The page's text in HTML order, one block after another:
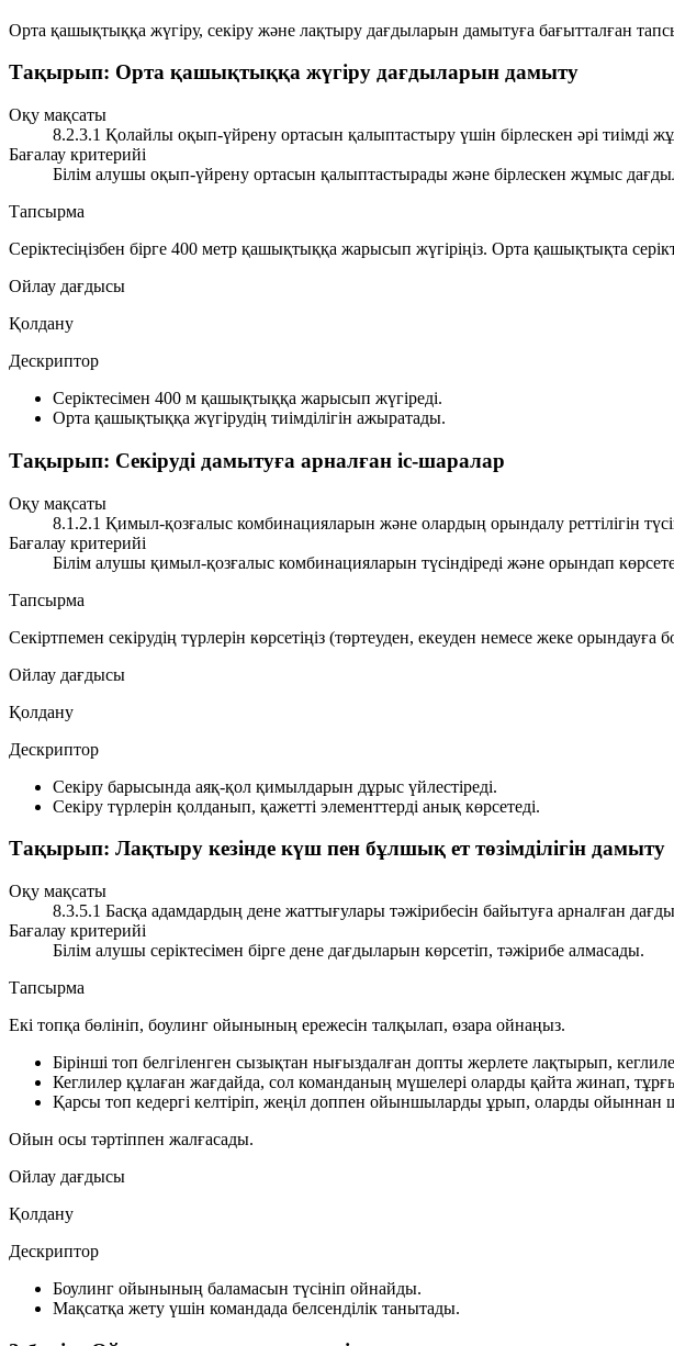
Орта қашықтыққа жүгіру, секіру және лақтыру дағдыларын дамытуға бағытталған
Тақырып: Орта қашықтыққа жүгіру дағдыларын дамыту
Оқу мақсаты
8.2.3.1 Қолайлы оқып-үйрену ортасын қалыптастыру үшін бірлескен әрі тиімді
Бағалау критерийі
Білім алушы оқып-үйрену ортасын қалыптастырады және бірлескен жұмыс
Тапсырма
Серіктесіңізбен бірге 400 метр қашықтыққа жарысып жүгіріңіз. Орта қашықтықта
Ойлау дағдысы
Қолдану
Дескриптор
Серіктесімен 400 м қашықтыққа жарысып жүгіреді.
Орта қашықтыққа жүгірудің тиімділігін ажыратады.
Тақырып: Секіруді дамытуға арналған іс-шаралар
Оқу мақсаты
8.1.2.1 Қимыл-қозғалыс комбинацияларын және олардың орындалу реттілігін
Бағалау критерийі
Білім алушы қимыл-қозғалыс комбинацияларын түсіндіреді және орындап
Тапсырма
Секіртпемен секірудің түрлерін көрсетіңіз (төртеуден, екеуден немесе жеке орындауға
Ойлау дағдысы
Қолдану
Дескриптор
Секіру барысында аяқ-қол қимылдарын дұрыс үйлестіреді.
Секіру түрлерін қолданып, қажетті элементтерді анық көрсетеді.
Тақырып: Лақтыру кезінде күш пен бұлшық ет төзімділігін дамыту
Оқу мақсаты
8.3.5.1 Басқа адамдардың дене жаттығулары тәжірибесін байытуға арналған
Бағалау критерийі
Білім алушы серіктесімен бірге дене дағдыларын көрсетіп, тәжірибе алмасады.
Тапсырма
Екі топқа бөлініп, боулинг ойынының ережесін талқылап, өзара ойнаңыз.
Бірінші топ белгіленген сызықтан нығыздалған допты жерлете лақтырып,
Кеглилер құлаған жағдайда, сол команданың мүшелері оларды қайта жинап,
Қарсы топ кедергі келтіріп, жеңіл доппен ойыншыларды ұрып, оларды ойыннан
Ойын осы тәртіппен жалғасады.
Ойлау дағдысы
Қолдану
Дескриптор
Боулинг ойынының баламасын түсініп ойнайды.
Мақсатқа жету үшін командада белсенділік танытады.